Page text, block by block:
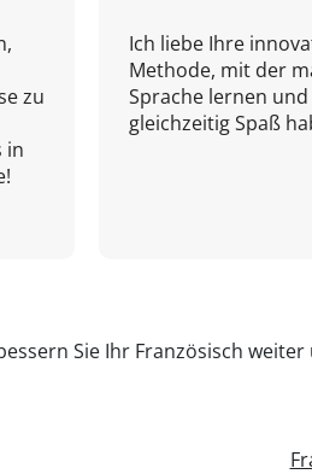
zu
in
Ich liebe Ihre
Methode, mit der
Sprache lernen und
gleichzeitig Spaß
Sie Ihr Französisch weiter